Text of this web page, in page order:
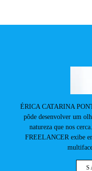
ÉRICA CATARINA
pôde desenvolver um
natureza que nos
FREELANCER exibe